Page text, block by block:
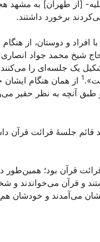
[از طهران] به مشهد
برخورد داشتند.
افراد و دوستان، از
شیخ محمد جواد انصاری
یک جلسه‌ای را
1
از همان هنگام
طبق آنچه به نظر حقیر
جلسۀ قرائت قرآن
قرآن بود؛
و قرآن می‌خواندند و
می‌آمدند و خودشان